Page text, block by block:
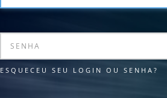
ESQUECEU SEU LOGIN OU SENHA?